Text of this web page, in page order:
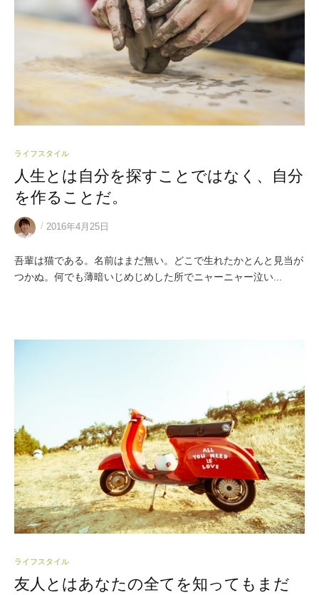
ライフスタイル
人生とは自分を探すことではなく、自分
を作ることだ。
/ 2016年4月25日
吾輩は猫である。名前はまだ無い。どこで生れたかとんと見当が
つかぬ。何でも薄暗いじめじめした所でニャーニャー泣い...
ライフスタイル
友人とはあなたの全てを知ってもまだ